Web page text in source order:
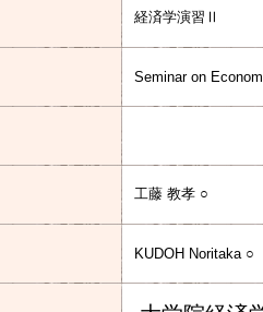
経済学演習Ⅱ
Seminar on
工藤 教孝 ○
KUDOH Noritaka ○